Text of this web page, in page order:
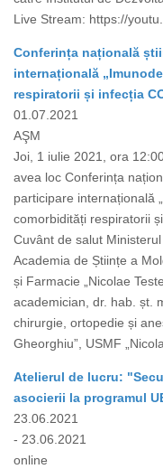
Live Stream: https://
Conferința națională
internațională
respiratorii și infecția
01.07.2021
AŞM
Joi, 1 iulie 2021, ora
avea loc Conferința
participare internațională
comorbidități respiratorii
Cuvânt de salut
Academia de Științe a
și Farmacie „Nicolae
academician, dr. hab. șt.
chirurgie, ortopedie și
Gheorghiu”, USMF
Atelierul de lucru:
asocierii la programul
23.06.2021
- 23.06.2021
online